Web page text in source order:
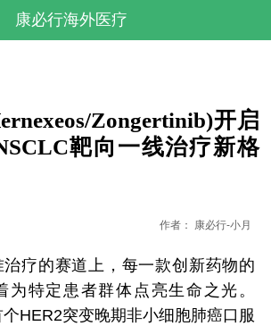
康必行海外医疗
Zongertinib)开启
靶向一线治疗新格
作者： 康必行-小月
的赛道上，每一款创新药物的
为特定患者群体点亮生命之光。
HER2突变晚期非小细胞肺癌口服